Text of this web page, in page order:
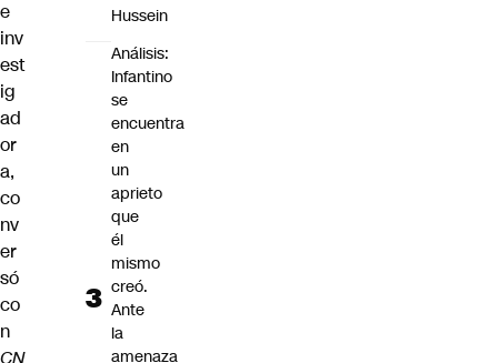
e
inv
est
ig
ad
or
a,
co
nv
er
só
co
n
Hussein
Análisis:
Infantino
se
encuentra
en
un
aprieto
que
él
mismo
creó.
Ante
la
amenaza